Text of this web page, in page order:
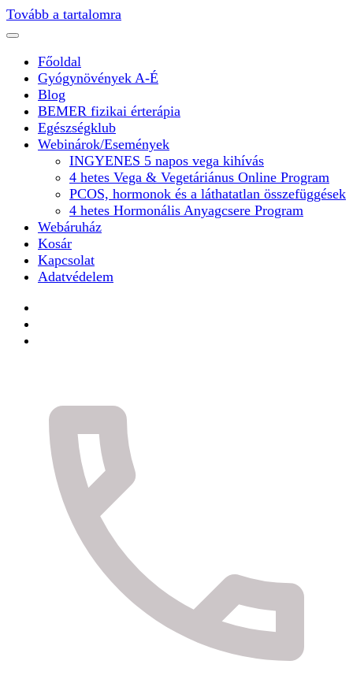
Tovább a tartalomra
Főoldal
Gyógynövények A-É
Blog
BEMER fizikai érterápia
Egészségklub
Webinárok/Események
INGYENES 5 napos vega kihívás
4 hetes Vega & Vegetáriánus Online Program
PCOS, hormonok és a láthatatlan összefüggések
4 hetes Hormonális Anyagcsere Program
Webáruház
Kosár
Kapcsolat
Adatvédelem